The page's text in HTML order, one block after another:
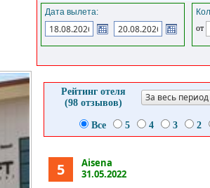
Дата вылета:
от
Рейтинг отеля
(98 отзывов)
За весь период
Все 5 4 3 2
5
Aisena
31.05.2022